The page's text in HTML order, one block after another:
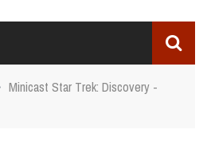
Minicast Star Trek: Discovery -